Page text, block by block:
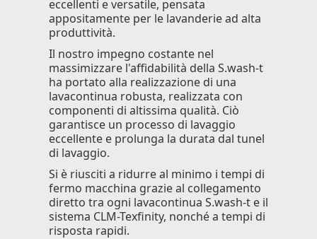
eccellenti e versatile, pensata
appositamente per le lavanderie ad alta
produttività.
Il nostro impegno costante nel
massimizzare l'affidabilità della S.wash-t
ha portato alla realizzazione di una
lavacontinua robusta, realizzata con
componenti di altissima qualità. Ciò
garantisce un processo di lavaggio
eccellente e prolunga la durata dal tunel
di lavaggio.
Si è riusciti a ridurre al minimo i tempi di
fermo macchina grazie al collegamento
diretto tra ogni lavacontinua S.wash-t e il
sistema CLM-Texfinity, nonché a tempi di
risposta rapidi.